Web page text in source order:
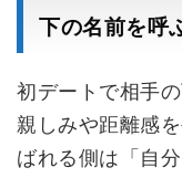
下の名前を呼
初デートで相手
親しみや距離感
ばれる側は「自